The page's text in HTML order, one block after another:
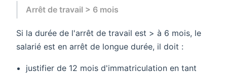
Arrêt de travail > 6 mois
Si la durée de l'arrêt de travail est > à 6 mois, le
salarié est en arrêt de longue durée, il doit :
justifier de 12 mois d'immatriculation en tant